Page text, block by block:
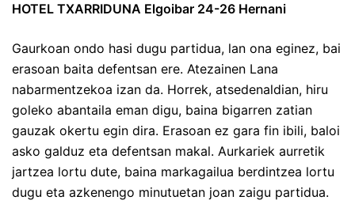
HOTEL TXARRIDUNA Elgoibar 24-26 Hernani
Gaurkoan ondo hasi dugu partidua, lan ona eginez, bai
erasoan baita defentsan ere. Atezainen Lana
nabarmentzekoa izan da. Horrek, atsedenaldian, hiru
goleko abantaila eman digu, baina bigarren zatian
gauzak okertu egin dira. Erasoan ez gara fin ibili, baloi
asko galduz eta defentsan makal. Aurkariek aurretik
jartzea lortu dute, baina markagailua berdintzea lortu
dugu eta azkenengo minutuetan joan zaigu partidua.